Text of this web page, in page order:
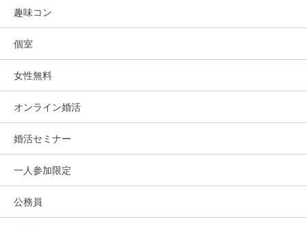
趣味コン
個室
女性無料
オンライン婚活
婚活セミナー
一人参加限定
公務員